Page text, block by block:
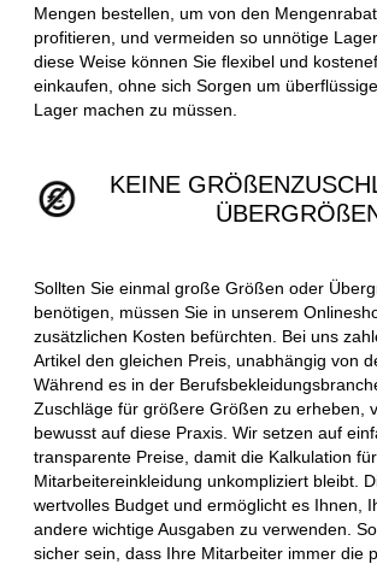
Mengen bestellen, um von den
profitieren, und vermeiden so unnötige
diese Weise können Sie flexibel und
einkaufen, ohne sich Sorgen um
Lager machen zu müssen.
KEINE
Sollten Sie einmal große Größen oder
benötigen, müssen Sie in unserem
zusätzlichen Kosten befürchten. Bei uns
Artikel den gleichen Preis, unabhängig von
Während es in der
Zuschläge für größere Größen zu erheben,
bewusst auf diese Praxis. Wir setzen auf
transparente Preise, damit die Kalkulation
Mitarbeitereinkleidung unkompliziert bleibt.
wertvolles Budget und ermöglicht es Ihnen,
andere wichtige Ausgaben zu verwenden.
sicher sein, dass Ihre Mitarbeiter immer die